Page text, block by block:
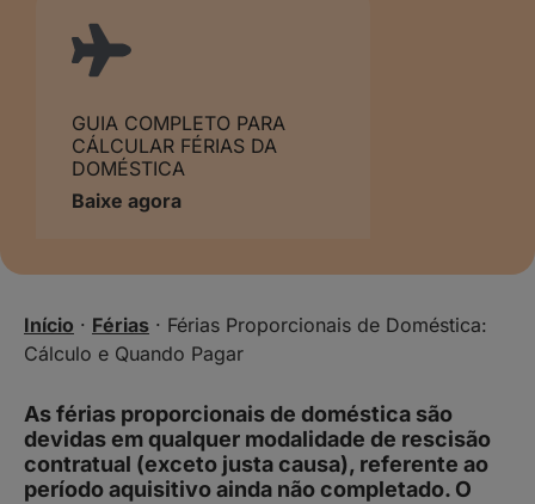
GUIA COMPLETO PARA
CÁLCULAR FÉRIAS DA
DOMÉSTICA
Baixe agora
Início · Férias · Férias Proporcionais de Doméstica:
Cálculo e Quando Pagar
As férias proporcionais de doméstica são
devidas em qualquer modalidade de rescisão
contratual (exceto justa causa), referente ao
período aquisitivo ainda não completado. O